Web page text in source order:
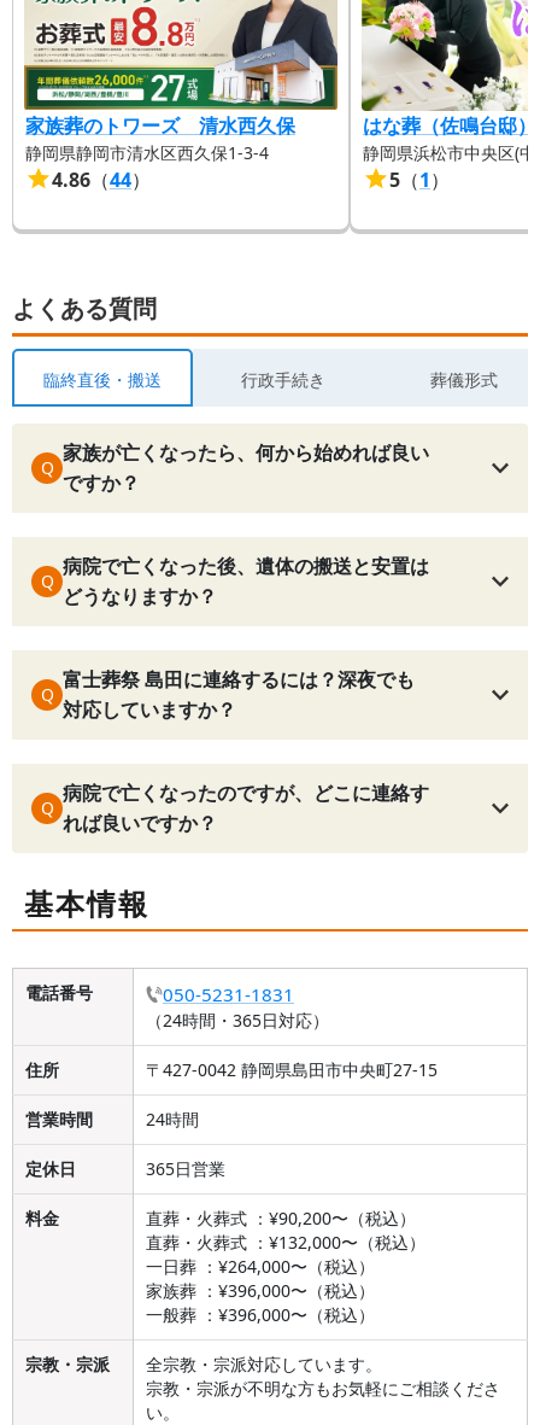
家族葬のトワーズ 清水西久保
静岡県静岡市清水区西久保1-3-4
4.86 （44）
はな葬（佐鳴台邸）
静岡県浜松市中央区(
5 （1）
よくある質問
臨終直後・搬送 行政手続き 葬儀形式
Q
家族が亡くなったら、何から始めれば良い
ですか？
Q
病院で亡くなった後、遺体の搬送と安置は
どうなりますか？
Q
富士葬祭 島田に連絡するには？深夜でも
対応していますか？
Q
病院で亡くなったのですが、どこに連絡す
れば良いですか？
基本情報
電話番号 050-5231-1831
（24時間・365日対応）
住所 〒427-0042 静岡県島田市中央町27-15
営業時間 24時間
定休日 365日営業
料金
直葬・火葬式 ：¥90,200〜（税込）
直葬・火葬式 ：¥132,000〜（税込）
一日葬 ：¥264,000〜（税込）
家族葬 ：¥396,000〜（税込）
一般葬 ：¥396,000〜（税込）
宗教・宗派
全宗教・宗派対応しています。
宗教・宗派が不明な方もお気軽にご相談くださ
い。